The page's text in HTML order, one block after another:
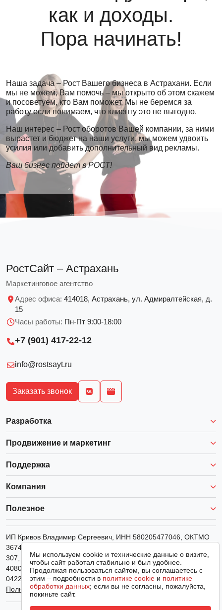
как и доходы.
Пора начинать!
Наша задача – Рост Вашего бизнеса в Астрахани. Если
мы не можем, Вам помочь – мы открыто об этом скажем
и посоветуем, кто Вам поможет. Мы не беремся за
работу если понимаем, что клиенту это не выгодно.
Наш интерес – Рост оборотов Вашей компании, за ними
вырастет и бюджет на наши услуги, мы можем удвоить
усилия или добавить дополнительный вид рекламы.
Ваш бизнес пойдет в РОСТ!
РостСайт – Астрахань
Маркетинговое агентство
Адрес офиса: 414018, Астрахань, ул. Адмиралтейская, д.
15
Часы работы: Пн-Пт 9:00-18:00
+7 (901) 417-22-12
info@rostsayt.ru
Заказать звонок
Разработка
Продвижение и маркетинг
Поддержка
Компания
Полезное
ИП Кривов Владимир Сергеевич, ИНН 580205477046, ОКТМО
36740000001, ОКВЭД 63.99.1, адрес: Южное Шоссе 24а, офис
307, банк: ФИЛИАЛ НИЖЕГОРОДСКИЙ АО АЛЬФА-БАНК, р/с
40802810529520010409, к/с 30101810200000000824, БИК
042202824, тел.89649677970,info@rostsayt.ru.
Полные реквизиты
Мы используем cookie и технические данные о визите,
чтобы сайт работал стабильно и был удобнее.
Продолжая пользоваться сайтом, вы соглашаетесь с
этим – подробности в политике cookie и политике
обработки данных; если вы не согласны, пожалуйста,
покиньте сайт.